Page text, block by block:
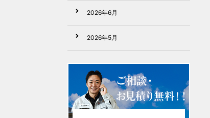
2026年6月
2026年5月
2026年4月
2026年3月